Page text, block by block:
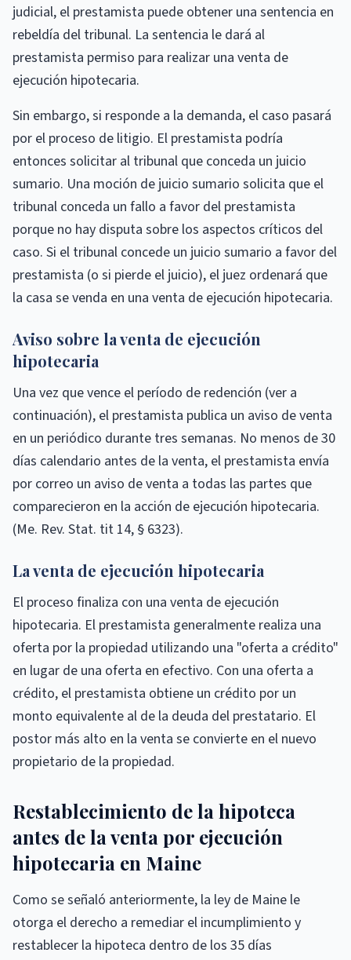
judicial, el prestamista puede obtener una sentencia en
rebeldía del tribunal. La sentencia le dará al
prestamista permiso para realizar una venta de
ejecución hipotecaria.
Sin embargo, si responde a la demanda, el caso pasará
por el proceso de litigio. El prestamista podría
entonces solicitar al tribunal que conceda un juicio
sumario. Una moción de juicio sumario solicita que el
tribunal conceda un fallo a favor del prestamista
porque no hay disputa sobre los aspectos críticos del
caso. Si el tribunal concede un juicio sumario a favor del
prestamista (o si pierde el juicio), el juez ordenará que
la casa se venda en una venta de ejecución hipotecaria.
Aviso sobre la venta de ejecución
hipotecaria
Una vez que vence el período de redención (ver a
continuación), el prestamista publica un aviso de venta
en un periódico durante tres semanas. No menos de 30
días calendario antes de la venta, el prestamista envía
por correo un aviso de venta a todas las partes que
comparecieron en la acción de ejecución hipotecaria.
(Me. Rev. Stat. tit 14, § 6323).
La venta de ejecución hipotecaria
El proceso finaliza con una venta de ejecución
hipotecaria. El prestamista generalmente realiza una
oferta por la propiedad utilizando una "oferta a crédito"
en lugar de una oferta en efectivo. Con una oferta a
crédito, el prestamista obtiene un crédito por un
monto equivalente al de la deuda del prestatario. El
postor más alto en la venta se convierte en el nuevo
propietario de la propiedad.
Restablecimiento de la hipoteca
antes de la venta por ejecución
hipotecaria en Maine
Como se señaló anteriormente, la ley de Maine le
otorga el derecho a remediar el incumplimiento y
restablecer la hipoteca dentro de los 35 días